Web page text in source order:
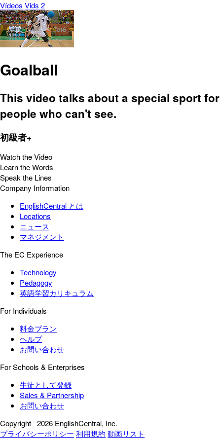
Vídeos Vids 2
Goalball
This video talks about a special sport for
people who can't see.
初級者+
Watch the Video
Learn the Words
Speak the Lines
Company Information
EnglishCentral とは
Locations
ニュース
マネジメント
The EC Experience
Technology
Pedagogy
英語学習カリキュラム
For Individuals
料金プラン
ヘルプ
お問い合わせ
For Schools & Enterprises
生徒として登録
Sales & Partnership
お問い合わせ
Copyright 2026 EnglishCentral, Inc.
プライバシーポリシー 利用規約 動画リスト